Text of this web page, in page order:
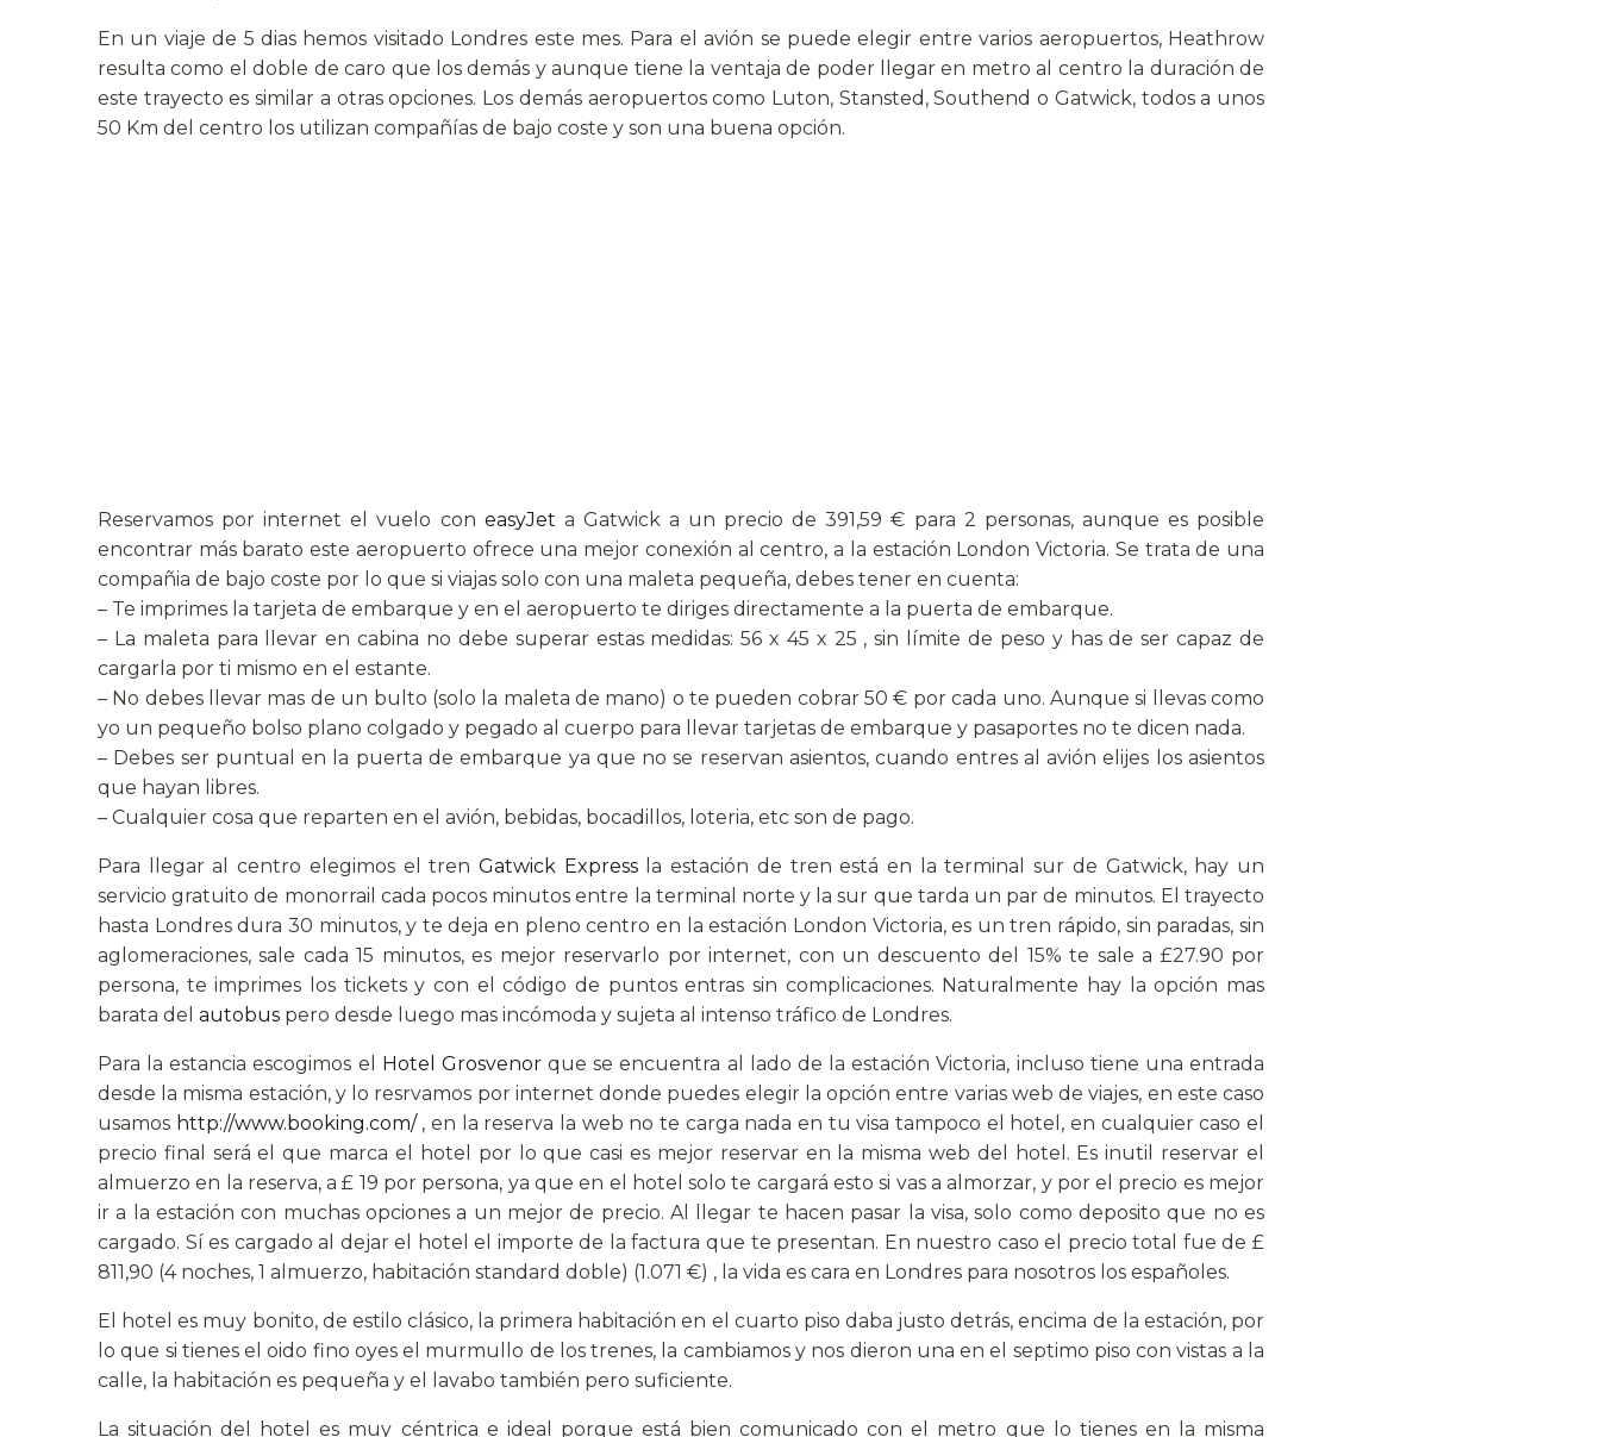
En un viaje de 5 dias hemos visitado Londres este mes. Para el avión se puede elegir entre varios aeropuertos, Heathrow
resulta como el doble de caro que los demás y aunque tiene la ventaja de poder llegar en metro al centro la duración de
este trayecto es similar a otras opciones. Los demás aeropuertos como Luton, Stansted, Southend o Gatwick, todos a unos
50 Km del centro los utilizan compañías de bajo coste y son una buena opción.
Reservamos por internet el vuelo con easyJet a Gatwick a un precio de 391,59 € para 2 personas, aunque es posible
encontrar más barato este aeropuerto ofrece una mejor conexión al centro, a la estación London Victoria. Se trata de una
compañia de bajo coste por lo que si viajas solo con una maleta pequeña, debes tener en cuenta:
– Te imprimes la tarjeta de embarque y en el aeropuerto te diriges directamente a la puerta de embarque.
– La maleta para llevar en cabina no debe superar estas medidas: 56 x 45 x 25 , sin límite de peso y has de ser capaz de
cargarla por ti mismo en el estante.
– No debes llevar mas de un bulto (solo la maleta de mano) o te pueden cobrar 50 € por cada uno. Aunque si llevas como
yo un pequeño bolso plano colgado y pegado al cuerpo para llevar tarjetas de embarque y pasaportes no te dicen nada.
– Debes ser puntual en la puerta de embarque ya que no se reservan asientos, cuando entres al avión elijes los asientos
que hayan libres.
– Cualquier cosa que reparten en el avión, bebidas, bocadillos, loteria, etc son de pago.
Para llegar al centro elegimos el tren Gatwick Expressla estación de tren está en la terminal sur de Gatwick, hay un
servicio gratuito de monorrail cada pocos minutos entre la terminal norte y la sur que tarda un par de minutos. El trayecto
hasta Londres dura 30 minutos, y te deja en pleno centro en la estación London Victoria, es un tren rápido, sin paradas, sin
aglomeraciones, sale cada 15 minutos, es mejor reservarlo por internet, con un descuento del 15% te sale a £27.90 por
persona, te imprimes los tickets y con el código de puntos entras sin complicaciones. Naturalmente hay la opción mas
barata del autobus pero desde luego mas incómoda y sujeta al intenso tráfico de Londres.
Para la estancia escogimos el Hotel Grosvenorque se encuentra al lado de la estación Victoria, incluso tiene una entrada
desde la misma estación, y lo resrvamos por internet donde puedes elegir la opción entre varias web de viajes, en este caso
usamos http://www.booking.com/, en la reserva la web no te carga nada en tu visa tampoco el hotel, en cualquier caso el
precio final será el que marca el hotel por lo que casi es mejor reservar en la misma web del hotel. Es inutil reservar el
almuerzo en la reserva, a £ 19 por persona, ya que en el hotel solo te cargará esto si vas a almorzar, y por el precio es mejor
ir a la estación con muchas opciones a un mejor de precio. Al llegar te hacen pasar la visa, solo como deposito que no es
cargado. Sí es cargado al dejar el hotel el importe de la factura que te presentan. En nuestro caso el precio total fue de £
811,90 (4 noches, 1 almuerzo, habitación standard doble) (1.071 €) , la vida es cara en Londres para nosotros los españoles.
El hotel es muy bonito, de estilo clásico, la primera habitación en el cuarto piso daba justo detrás, encima de la estación, por
lo que si tienes el oido fino oyes el murmullo de los trenes, la cambiamos y nos dieron una en el septimo piso con vistas a la
calle, la habitación es pequeña y el lavabo también pero suficiente.
La situación del hotel es muy céntrica e ideal porque está bien comunicado con el metro que lo tienes en la misma